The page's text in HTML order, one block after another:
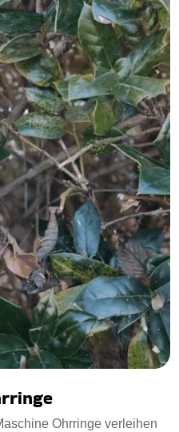
Ohrringe verleihen